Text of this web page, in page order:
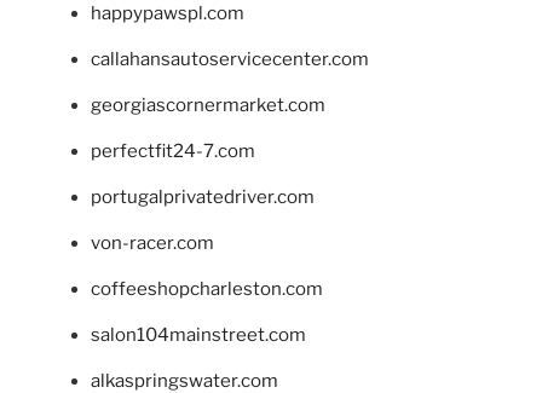
happypawspl.com
callahansautoservicecenter.com
georgiascornermarket.com
perfectfit24-7.com
portugalprivatedriver.com
von-racer.com
coffeeshopcharleston.com
salon104mainstreet.com
alkaspringswater.com